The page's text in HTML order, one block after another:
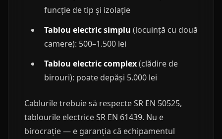
funcție de tip și izolație
Tablou electric simplu (locuință cu două
camere): 500–1.500 lei
Tablou electric complex(clădire de
birouri): poate depăși 5.000 lei
Cablurile trebuie să respecte SR EN 50525,
tablourile electrice SR EN 61439. Nu e
birocrație — e garanția că echipamentul